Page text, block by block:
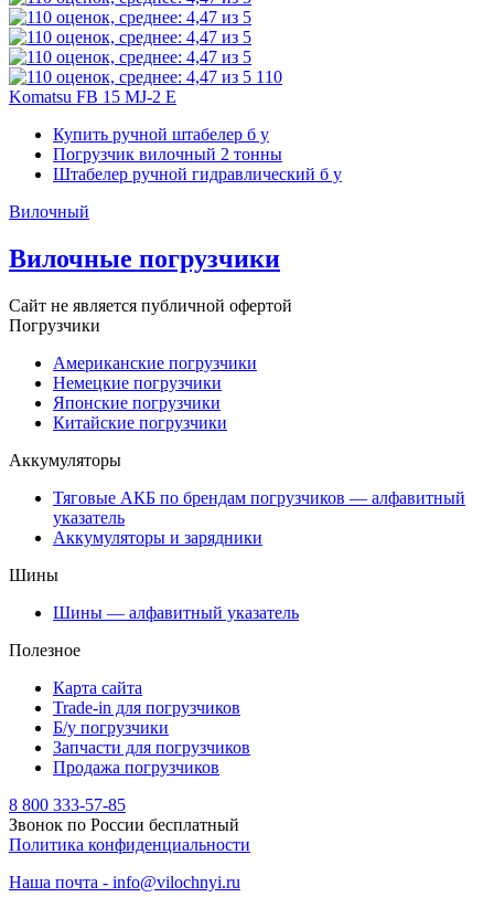
110
Komatsu FB 15 MJ-2 E
Купить ручной штабелер б у
Погрузчик вилочный 2 тонны
Штабелер ручной гидравлический б у
Вилочный
Вилочные погрузчики
Сайт не является публичной офертой
Погрузчики
Американские погрузчики
Немецкие погрузчики
Японские погрузчики
Китайские погрузчики
Аккумуляторы
Тяговые АКБ по брендам погрузчиков — алфавитный
указатель
Аккумуляторы и зарядники
Шины
Шины — алфавитный указатель
Полезное
Карта сайта
Trade-in для погрузчиков
Б/у погрузчики
Запчасти для погрузчиков
Продажа погрузчиков
8 800 333-57-85
Звонок по России бесплатный
Политика конфиденциальности
Наша почта - info@vilochnyi.ru